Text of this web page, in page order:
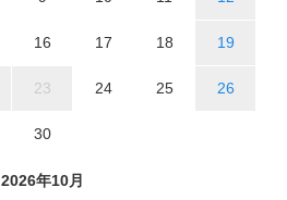
16 17 18 19
23 24 25 26
30
2026年10月